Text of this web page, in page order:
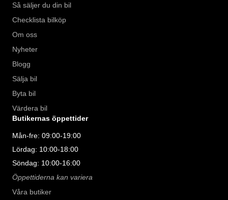
Så säljer du din bil
Checklista bilköp
Om oss
Nyheter
Blogg
Sälja bil
Byta bil
Värdera bil
Butikernas öppettider
Mån-fre: 09:00-19:00
Lördag: 10:00-18:00
Söndag: 10:00-16:00
Öppettiderna kan variera
Våra butiker